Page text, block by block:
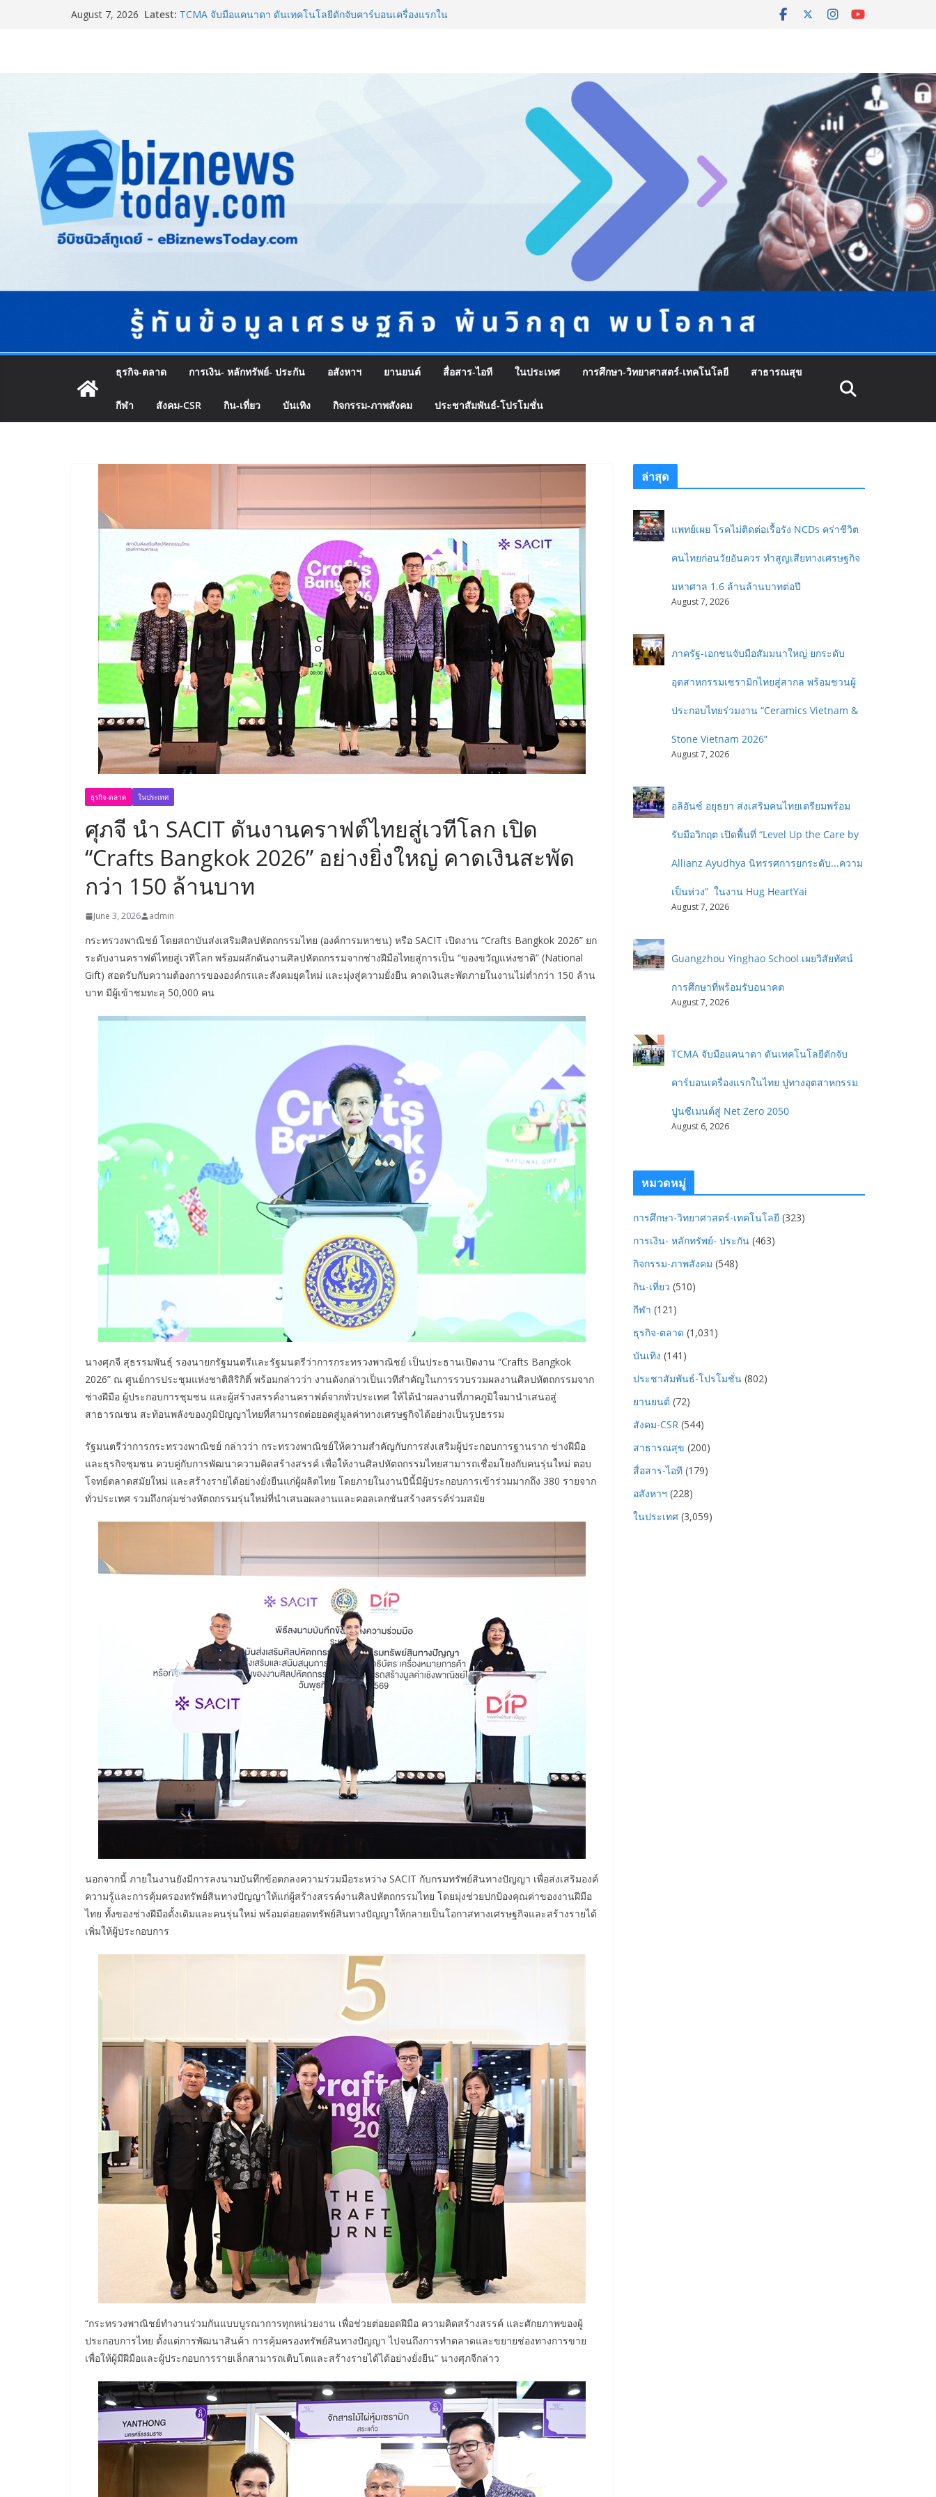
August 7, 2026 Latest: Guangzhou Yinghao School เผยวิสัยทัศน์การศึกษาที่พร้อมรับ
“Level Up the Care by Allianz Ayudhya นิทรรศการยกระดับ…
ความเป็นห่วง” ในงาน Hug HeartYai
ธุรกิจ-ตลาด การเงิน- หลักทรัพย์- ประกัน อสังหาฯ ยานยนต์ สื่อสาร-ไอที ในประเทศ การศึกษา-วิทยาศาสตร์-เทคโนโลยี สาธารณสุข
กีฬา สังคม-CSR กิน-เที่ยว บันเทิง กิจกรรม-ภาพสังคม ประชาสัมพันธ์-โปรโมชั่น
ธุรกิจ-ตลาด ในประเทศ
ศุภจี นำ SACIT ดันงานคราฟต์ไทยสู่เวทีโลก เปิด
“Crafts Bangkok 2026” อย่างยิ่งใหญ่ คาดเงินสะพัด
กว่า 150 ล้านบาท
June 3, 2026 admin
กระทรวงพาณิชย์ โดยสถาบันส่งเสริมศิลปหัตถกรรมไทย (องค์การมหาชน) หรือ SACIT เปิดงาน “Crafts Bangkok 2026” ยก
ระดับงานคราฟต์ไทยสู่เวทีโลก พร้อมผลักดันงานศิลปหัตถกรรมจากช่างฝีมือไทยสู่การเป็น “ของขวัญแห่งชาติ” (National
Gift) สอดรับกับความต้องการขององค์กรและสังคมยุคใหม่ และมุ่งสู่ความยั่งยืน คาดเงินสะพัดภายในงานไม่ต่ำกว่า 150 ล้าน
บาท มีผู้เข้าชมทะลุ 50,000 คน
นางศุภจี สุธรรมพันธุ์ รองนายกรัฐมนตรีและรัฐมนตรีว่าการกระทรวงพาณิชย์ เป็นประธานเปิดงาน “Crafts Bangkok
2026” ณ ศูนย์การประชุมแห่งชาติสิริกิติ์ พร้อมกล่าวว่า งานดังกล่าวเป็นเวทีสำคัญในการรวบรวมผลงานศิลปหัตถกรรมจาก
ช่างฝีมือ ผู้ประกอบการชุมชน และผู้สร้างสรรค์งานคราฟต์จากทั่วประเทศ ให้ได้นำผลงานที่ภาคภูมิใจมานำเสนอสู่
สาธารณชน สะท้อนพลังของภูมิปัญญาไทยที่สามารถต่อยอดสู่มูลค่าทางเศรษฐกิจได้อย่างเป็นรูปธรรม
รัฐมนตรีว่าการกระทรวงพาณิชย์ กล่าวว่า กระทรวงพาณิชย์ให้ความสำคัญกับการส่งเสริมผู้ประกอบการฐานราก ช่างฝีมือ
และธุรกิจชุมชน ควบคู่กับการพัฒนาความคิดสร้างสรรค์ เพื่อให้งานศิลปหัตถกรรมไทยสามารถเชื่อมโยงกับคนรุ่นใหม่ ตอบ
โจทย์ตลาดสมัยใหม่ และสร้างรายได้อย่างยั่งยืนแก่ผู้ผลิตไทย โดยภายในงานปีนี้มีผู้ประกอบการเข้าร่วมมากถึง 380 รายจาก
ทั่วประเทศ รวมถึงกลุ่มช่างหัตถกรรมรุ่นใหม่ที่นำเสนอผลงานและคอลเลกชันสร้างสรรค์ร่วมสมัย
นอกจากนี้ ภายในงานยังมีการลงนามบันทึกข้อตกลงความร่วมมือระหว่าง SACIT กับกรมทรัพย์สินทางปัญญา เพื่อส่งเสริมองค์
ความรู้และการคุ้มครองทรัพย์สินทางปัญญาให้แก่ผู้สร้างสรรค์งานศิลปหัตถกรรมไทย โดยมุ่งช่วยปกป้องคุณค่าของงานฝีมือ
ไทย ทั้งของช่างฝีมือดั้งเดิมและคนรุ่นใหม่ พร้อมต่อยอดทรัพย์สินทางปัญญาให้กลายเป็นโอกาสทางเศรษฐกิจและสร้างรายได้
เพิ่มให้ผู้ประกอบการ
“กระทรวงพาณิชย์ทำงานร่วมกันแบบบูรณาการทุกหน่วยงาน เพื่อช่วยต่อยอดฝีมือ ความคิดสร้างสรรค์ และศักยภาพของผู้
ประกอบการไทย ตั้งแต่การพัฒนาสินค้า การคุ้มครองทรัพย์สินทางปัญญา ไปจนถึงการทำตลาดและขยายช่องทางการขาย
เพื่อให้ผู้มีฝีมือและผู้ประกอบการรายเล็กสามารถเติบโตและสร้างรายได้ได้อย่างยั่งยืน” นางศุภจีกล่าว
ล่าสุด
แพทย์เผย โรคไม่ติดต่อเรื้อรัง NCDs คร่าชีวิต
คนไทยก่อนวัยอันควร ทำสูญเสียทางเศรษฐกิจ
มหาศาล 1.6 ล้านล้านบาทต่อปี
August 7, 2026
ภาครัฐ-เอกชนจับมือสัมมนาใหญ่ ยกระดับ
อุตสาหกรรมเซรามิกไทยสู่สากล พร้อมชวนผู้
ประกอบไทยร่วมงาน “Ceramics Vietnam &
Stone Vietnam 2026”
August 7, 2026
อลิอันซ์ อยุธยา ส่งเสริมคนไทยเตรียมพร้อม
รับมือวิกฤต เปิดพื้นที่ “Level Up the Care by
Allianz Ayudhya นิทรรศการยกระดับ...ความ
เป็นห่วง” ในงาน Hug HeartYai
August 7, 2026
Guangzhou Yinghao School เผยวิสัยทัศน์
การศึกษาที่พร้อมรับอนาคต
August 7, 2026
TCMA จับมือแคนาดา ดันเทคโนโลยีดักจับ
คาร์บอนเครื่องแรกในไทย ปูทางอุตสาหกรรม
ปูนซีเมนต์สู่ Net Zero 2050
August 6, 2026
หมวดหมู่
การศึกษา-วิทยาศาสตร์-เทคโนโลยี (323)
การเงิน- หลักทรัพย์- ประกัน (463)
กิจกรรม-ภาพสังคม (548)
กิน-เที่ยว (510)
กีฬา (121)
ธุรกิจ-ตลาด (1,031)
บันเทิง (141)
ประชาสัมพันธ์-โปรโมชั่น (802)
ยานยนต์ (72)
สังคม-CSR (544)
สาธารณสุข (200)
สื่อสาร-ไอที (179)
อสังหาฯ (228)
ในประเทศ (3,059)